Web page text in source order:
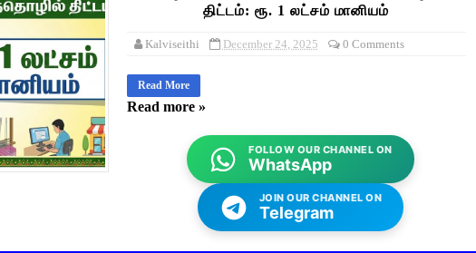
திட்டம்: ரூ. 1 லட்சம் மானியம்
Kalviseithi December 24, 2025 0 Comments
Read More
Read more »
FOLLOW OUR CHANNEL ON
WhatsApp
JOIN OUR CHANNEL ON
Telegram